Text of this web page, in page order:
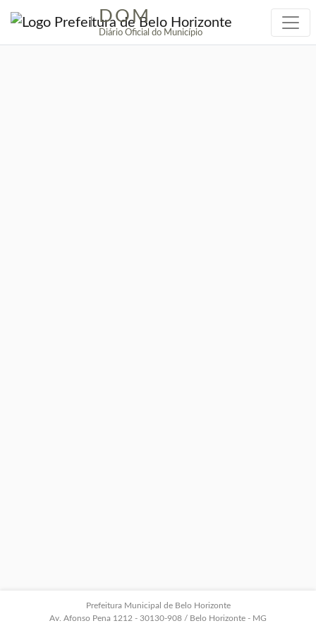
| DOM
Diário Oficial do Município
Prefeitura Municipal de Belo Horizonte
Av. Afonso Pena 1212 - 30130-908 / Belo Horizonte - MG